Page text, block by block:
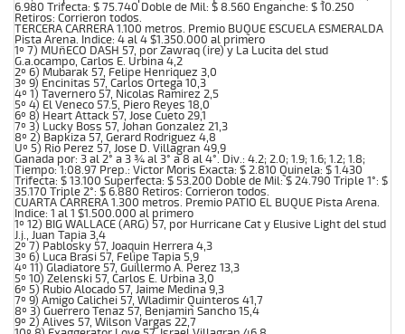
6.980 Trifecta: $ 75.740 Doble de Mil: $ 8.560 Enganche: $ 10.250
Retiros: Corrieron todos.
TERCERA CARRERA 1.100 metros. Premio BUQUE ESCUELA ESMERALDA
Pista Arena. Indice: 4 al 4 $1.350.000 al primero
1º 7) MUñECO DASH 57, por Zawraq (ire) y La Lucita del stud
G.a.ocampo, Carlos E. Urbina 4,2
2º 6) Mubarak 57, Felipe Henriquez 3,0
3º 9) Encinitas 57, Carlos Ortega 10,3
4º 1) Tavernero 57, Nicolas Ramirez 2,5
5º 4) El Veneco 57.5, Piero Reyes 18,0
6º 8) Heart Attack 57, Jose Cueto 29,1
7º 3) Lucky Boss 57, Johan Gonzalez 21,3
8º 2) Bapkiza 57, Gerard Rodriguez 4,8
Uº 5) Rio Perez 57, Jose D. Villagran 49,9
Ganada por: 3 al 2° a 3 ¾ al 3° a 8 al 4°. Div.: 4.2; 2.0; 1.9; 1.6; 1.2; 1.8;
Tiempo: 1:08.97 Prep.: Victor Moris Exacta: $ 2.810 Quinela: $ 1.430
Trifecta: $ 13.100 Superfecta: $ 53.200 Doble de Mil: $ 24.790 Triple 1°: $
35.170 Triple 2°: $ 6.880 Retiros: Corrieron todos.
CUARTA CARRERA 1.300 metros. Premio PATIO EL BUQUE Pista Arena.
Indice: 1 al 1 $1.500.000 al primero
1º 12) BIG WALLACE (ARG) 57, por Hurricane Cat y Elusive Light del stud
J.j., Juan Tapia 3,4
2º 7) Pablosky 57, Joaquin Herrera 4,3
3º 6) Luca Brasi 57, Felipe Tapia 5,9
4º 11) Gladiatore 57, Guillermo A. Perez 13,3
5º 10) Zelenski 57, Carlos E. Urbina 3,0
6º 5) Rubio Alocado 57, Jaime Medina 9,3
7º 9) Amigo Calichei 57, Wladimir Quinteros 41,7
8º 3) Guerrero Tenaz 57, Benjamin Sancho 15,4
9º 2) Alives 57, Wilson Vargas 22,7